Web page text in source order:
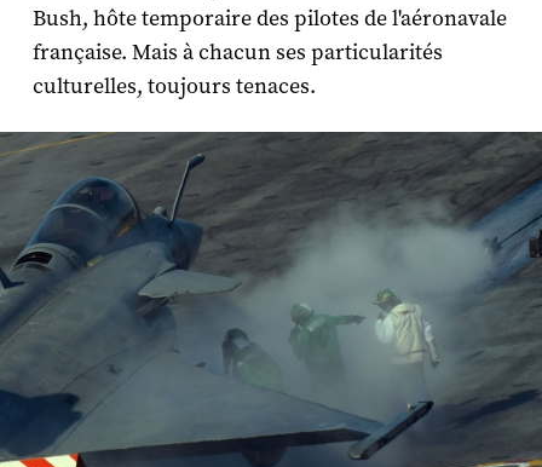
Bush, hôte temporaire des pilotes de l'aéronavale
française. Mais à chacun ses particularités
culturelles, toujours tenaces.